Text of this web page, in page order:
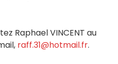
Raphael VINCENT au
raff.31@hotmail.fr.